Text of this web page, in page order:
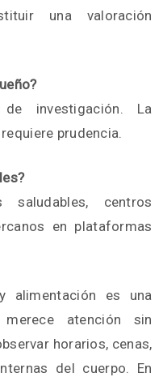
una valoración
investigación. La
prudencia.
saludables, centros
en plataformas
alimentación es una
atención sin
horarios, cenas,
del cuerpo. En